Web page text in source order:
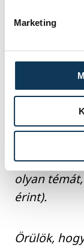
Marketing
szembe,
Köszönöm,
nekem is
beszélnem
Értem, amit
olyan
érint).
Örülök,